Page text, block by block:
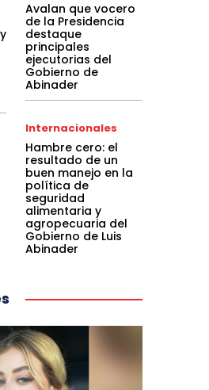
Avalan que vocero
de la Presidencia
destaque
principales
ejecutorias del
Gobierno de
Abinader
Internacionales
Hambre cero: el
resultado de un
buen manejo en la
política de
seguridad
alimentaria y
agropecuaria del
Gobierno de Luis
Abinader